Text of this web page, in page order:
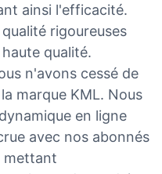
ainsi l'efficacité.
rigoureuses
qualité.
n'avons cessé de
marque KML. Nous
en ligne
avec nos abonnés
mettant